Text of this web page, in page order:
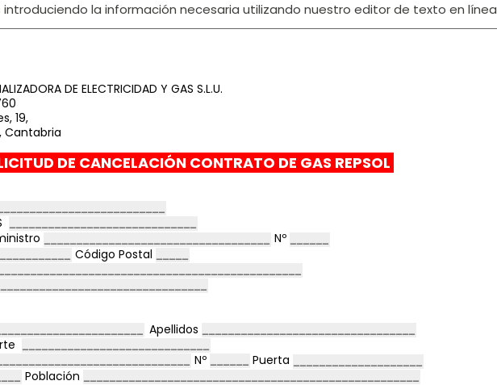
la información necesaria utilizando nuestro editor de texto en línea
DE ELECTRICIDAD Y GAS S.L.U.
19,
Cantabria
DE CANCELACIÓN CONTRATO DE GAS REPSOL
Nº
Código Postal
Apellidos
Nº
Puerta
Población